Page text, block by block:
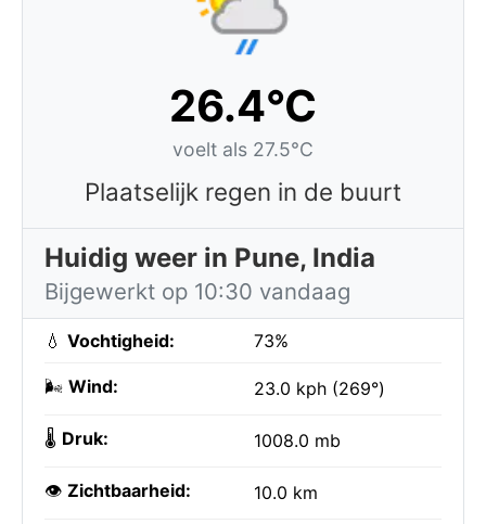
26.4°C
voelt als 27.5°C
Plaatselijk regen in de buurt
Huidig weer in Pune, India
Bijgewerkt op 10:30 vandaag
💧 Vochtigheid: 73%
🌬️ Wind: 23.0 kph (269°)
🌡️ Druk: 1008.0 mb
👁️ Zichtbaarheid: 10.0 km